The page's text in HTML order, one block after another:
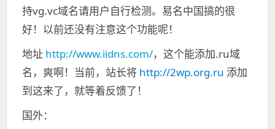
持vg.vc域名请用户自行检测。易名中国搞的很
好！以前还没有注意这个功能呢！
地址 http://www.iidns.com/，这个能添加.ru域
名，爽啊！当前，站长将 http://2wp.org.ru 添加
到这来了，就等着反馈了！
国外：